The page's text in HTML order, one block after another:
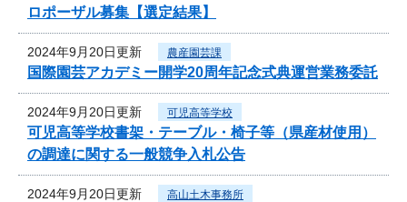
ロポーザル募集【選定結果】
2024年9月20日更新 農産園芸課
国際園芸アカデミー開学20周年記念式典運営業務委託
2024年9月20日更新 可児高等学校
可児高等学校書架・テーブル・椅子等（県産材使用）
の調達に関する一般競争入札公告
2024年9月20日更新 高山土木事務所